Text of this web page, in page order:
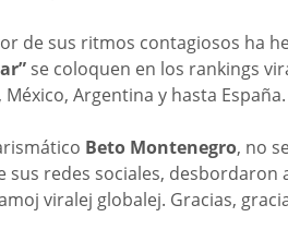
de sus ritmos contagiosos ha
se coloquen en los rankings
Argentina y hasta
Beto Montenegro, no
sus redes sociales, desbordaron
viralej globalej. Gracias,